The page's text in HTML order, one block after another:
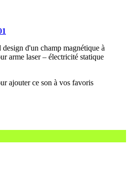
d'un champ magnétique à
arme laser – électricité statique